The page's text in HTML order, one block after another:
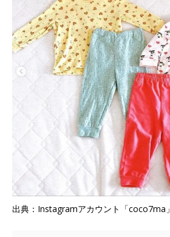
出典：Instagramアカウント「coco7ma」